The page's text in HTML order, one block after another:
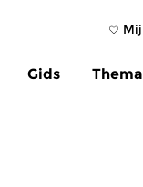
Gids